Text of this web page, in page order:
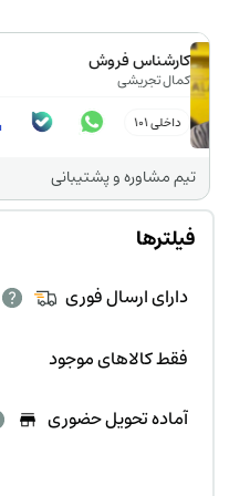
کارشناس فروش
داخلی 101
تیم مشاوره و پشتیبانی
فیلترها
دارای ارسال فوری
فقط کالاهای موجود
آماده تحویل حضوری